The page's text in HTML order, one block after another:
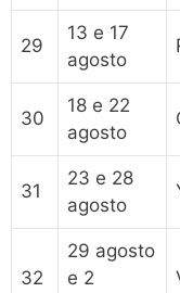
29
13 e 17
agosto
30
18 e 22
agosto
31
23 e 28
agosto
32
29 agosto
e 2